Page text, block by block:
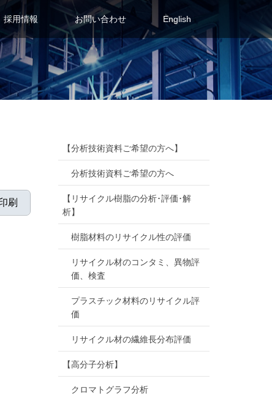
採用情報 お問い合わせ English
刷
【分析技術資料ご希望の方へ】
分析技術資料ご希望の方へ
【リサイクル樹脂の分析･評価･解
析】
樹脂材料のリサイクル性の評価
リサイクル材のコンタミ、異物評
価、検査
プラスチック材料のリサイクル評
価
リサイクル材の繊維長分布評価
【高分子分析】
クロマトグラフ分析